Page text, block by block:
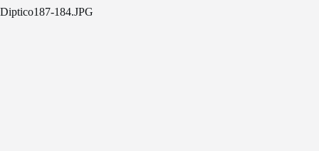
Diptico187-184.JPG